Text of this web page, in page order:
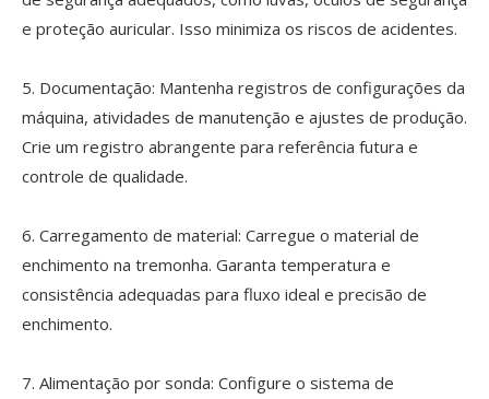
e proteção auricular. Isso minimiza os riscos de acidentes.
5. Documentação: Mantenha registros de configurações da
máquina, atividades de manutenção e ajustes de produção.
Crie um registro abrangente para referência futura e
controle de qualidade.
6. Carregamento de material: Carregue o material de
enchimento na tremonha. Garanta temperatura e
consistência adequadas para fluxo ideal e precisão de
enchimento.
7. Alimentação por sonda: Configure o sistema de